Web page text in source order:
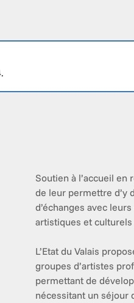
Soutien à l’accueil en
de leur permettre d’y
d’échanges avec
artistiques et culturels
L’Etat du Valais
groupes d’artistes
permettant de
nécessitant un séjour